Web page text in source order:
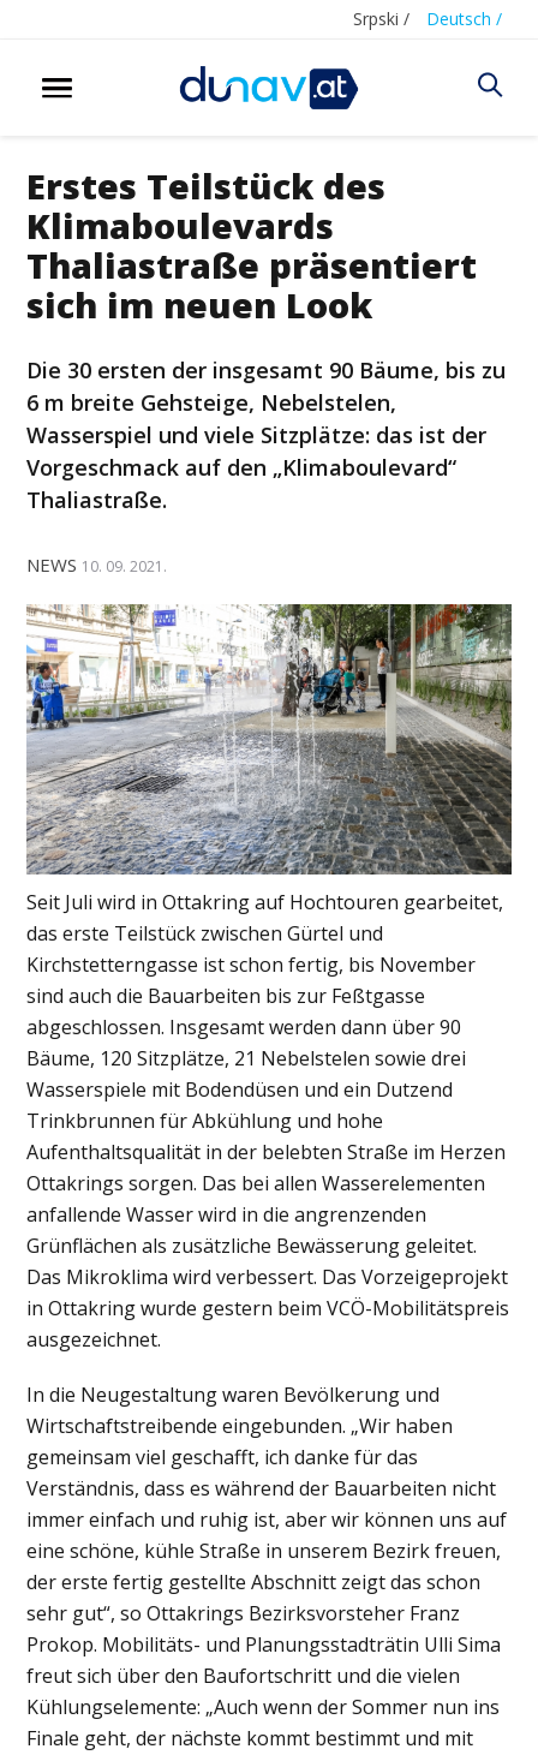
Srpski / Deutsch /
Erstes Teilstück des
Klimaboulevards
Thaliastraße präsentiert
sich im neuen Look
Die 30 ersten der insgesamt 90 Bäume, bis zu
6 m breite Gehsteige, Nebelstelen,
Wasserspiel und viele Sitzplätze: das ist der
Vorgeschmack auf den „Klimaboulevard“
Thaliastraße.
NEWS 10. 09. 2021.
Seit Juli wird in Ottakring auf Hochtouren gearbeitet,
das erste Teilstück zwischen Gürtel und
Kirchstetterngasse ist schon fertig, bis November
sind auch die Bauarbeiten bis zur Feßtgasse
abgeschlossen. Insgesamt werden dann über 90
Bäume, 120 Sitzplätze, 21 Nebelstelen sowie drei
Wasserspiele mit Bodendüsen und ein Dutzend
Trinkbrunnen für Abkühlung und hohe
Aufenthaltsqualität in der belebten Straße im Herzen
Ottakrings sorgen. Das bei allen Wasserelementen
anfallende Wasser wird in die angrenzenden
Grünflächen als zusätzliche Bewässerung geleitet.
Das Mikroklima wird verbessert. Das Vorzeigeprojekt
in Ottakring wurde gestern beim VCÖ-Mobilitätspreis
ausgezeichnet.
In die Neugestaltung waren Bevölkerung und
Wirtschaftstreibende eingebunden. „Wir haben
gemeinsam viel geschafft, ich danke für das
Verständnis, dass es während der Bauarbeiten nicht
immer einfach und ruhig ist, aber wir können uns auf
eine schöne, kühle Straße in unserem Bezirk freuen,
der erste fertig gestellte Abschnitt zeigt das schon
sehr gut“, so Ottakrings Bezirksvorsteher Franz
Prokop. Mobilitäts- und Planungsstadträtin Ulli Sima
freut sich über den Baufortschritt und die vielen
Kühlungselemente: „Auch wenn der Sommer nun ins
Finale geht, der nächste kommt bestimmt und mit